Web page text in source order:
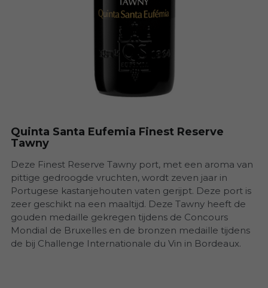
Herdade Do Arrepiado Velho
Herdade Torre do Frade
Monte Dos Perdigoes
Quinta de Santa Eufemia
Quinta Vale Dona Maria
Villa Alvor
Vértice
Quinta Santa Eufemia Finest Reserve
Tawny
Deze Finest Reserve Tawny port, met een aroma van
pittige gedroogde vruchten, wordt zeven jaar in
Portugese kastanjehouten vaten gerijpt. Deze port is
zeer geschikt na een maaltijd. Deze Tawny heeft de
gouden medaille gekregen tijdens de Concours
Mondial de Bruxelles en de bronzen medaille tijdens
de bij Challenge Internationale du Vin in Bordeaux.